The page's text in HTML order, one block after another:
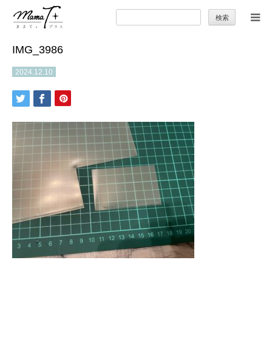
索:
IMG_3986
2024.12.10
トップ
セカンドキャリア
暮らしの小ワザ
季節の行事やお出かけ
特集